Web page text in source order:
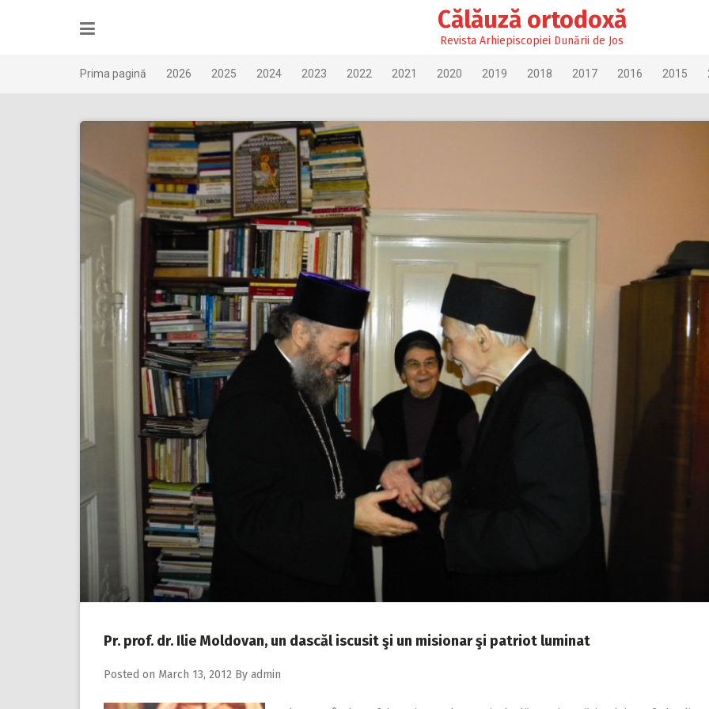
Călăuză ortodoxă
Revista Arhiepiscopiei Dunării de Jos
Prima pagină 2026 2025 2024 2023 2022 2021 2020 2019 2018 2017 2016 2015
Pr. prof. dr. Ilie Moldovan, un dascăl iscusit şi un misionar şi patriot luminat
Posted on March 13, 2012 By admin